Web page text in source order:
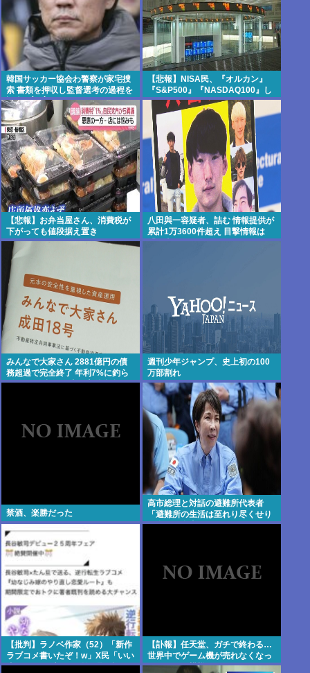
韓国サッカー協会わ警察が家宅捜
索 書類を押収し監督選考の過程を
調査 <\`皿´>
【悲報】NISA民、『オルカン』
『S&P500』『NASDAQ100』し
か買わない
【悲報】お弁当屋さん、消費税が
下がっても値段据え置き
八田與一容疑者、詰む 情報提供が
累計1万3600件超え 目撃情報は
「関東」が最多
みんなで大家さん 2881億円の債
務超過で完全終了 年利7%に釣ら
れた3万人超の弱者の老後資金
週刊少年ジャンプ、史上初の100
万部割れ
禁酒、楽勝だった
高市総理と対話の避難所代表者
「避難所の生活は至れり尽くせり
で全く不自由ない、ありがとう！
【批判】ラノベ作家（52）「新作
ラブコメ書いたぞ！w」X民「いい
歳こいてラブコメ（笑）恥ずかし
【訃報】任天堂、ガチで終わる…
世界中でゲーム機が売れなくなっ
てしまった模様